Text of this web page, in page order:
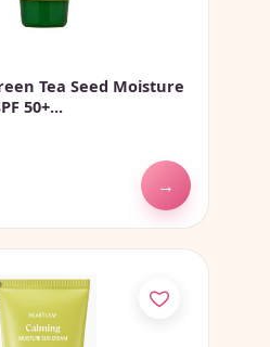
Tea Seed Moisture
50+...
→